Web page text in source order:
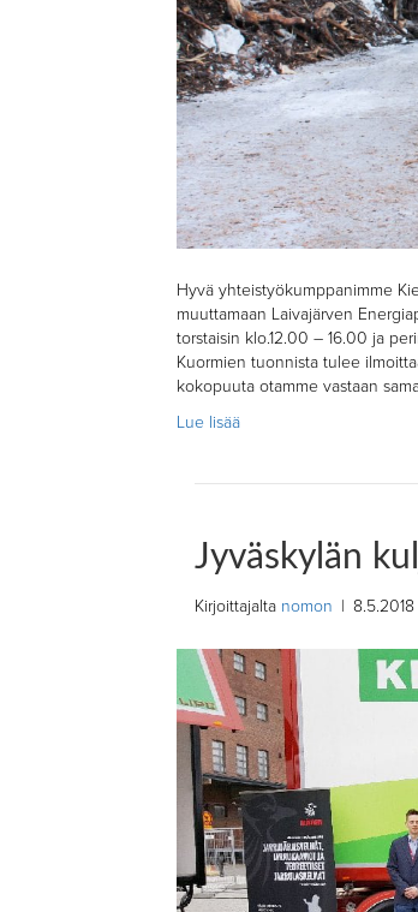
Hyvä yhteistyökumppanimme
muuttamaan Laivajärven
torstaisin klo.12.00 – 16.00 ja
Kuormien tuonnista tulee
kokopuuta otamme vastaan
Lue lisää
Jyväskylän
Kirjoittajalta nomon | 8.5.2018